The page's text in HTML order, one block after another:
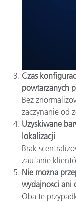
Czas
powtarzanych
Bez
zaczynanie od
Uzyskiwane
lokalizacji
Brak
zaufanie
Nie można
wydajności ani
Oba te